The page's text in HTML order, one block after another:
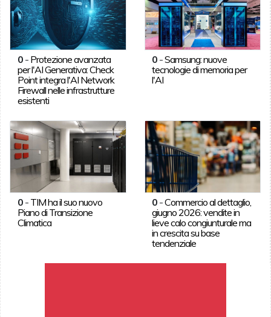
0- Protezione avanzata
per l'AI Generativa: Check
Point integra l'AI Network
Firewall nelle infrastrutture
esistenti
0 -Samsung: nuove
tecnologie di memoria per
l'AI
0- TIM ha il suo nuovo
Piano di Transizione
Climatica
0 -Commercio al dettaglio,
giugno 2026: vendite in
lieve calo congiunturale ma
in crescita su base
tendenziale